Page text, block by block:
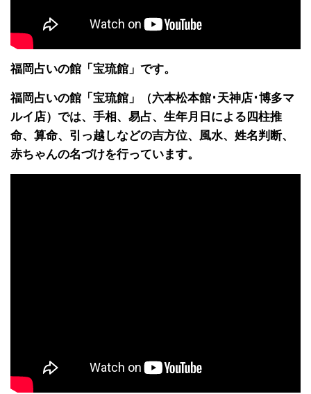
福岡占いの館「宝琉館」です。
福岡占いの館「宝琉館」（六本松本館･天神店･博多マ
ルイ店）では、手相、易占、生年月日による四柱推
命、算命、引っ越しなどの吉方位、風水、姓名判断、
赤ちゃんの名づけを行っています。